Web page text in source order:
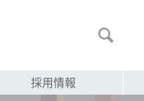

採用情報